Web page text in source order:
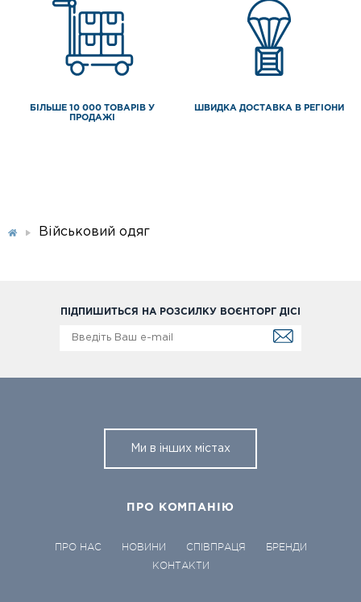
БІЛЬШЕ 10 000 ТОВАРІВ У
ПРОДАЖІ
ШВИДКА ДОСТАВКА В РЕГІОНИ
Військовий одяг
ПІДПИШИТЬСЯ НА РОЗСИЛКУ ВОЄНТОРГ ДІСІ
Ми в інших містах
ПРО КОМПАНІЮ
ПРО НАС НОВИНИ СПІВПРАЦЯ
БРЕНДИ
КОНТАКТИ